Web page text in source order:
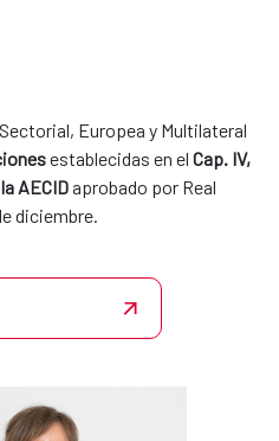
Europea y Multilateral
establecidas en el Cap. IV,
AECIDaprobado por Real
diciembre.